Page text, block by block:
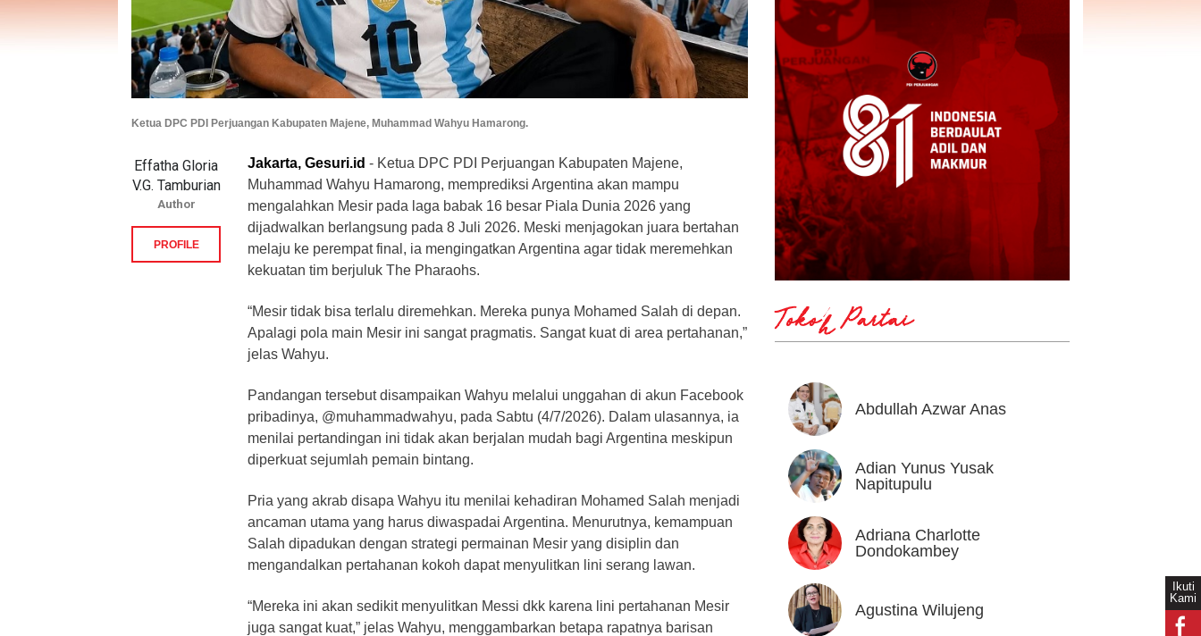
Ikuti
Kami
Ketua DPC PDI Perjuangan Kabupaten Majene, Muhammad Wahyu Hamarong.
Jakarta, Gesuri.id - Ketua DPC PDI Perjuangan Kabupaten Majene,
Muhammad Wahyu Hamarong, memprediksi Argentina akan mampu
mengalahkan Mesir pada laga babak 16 besar Piala Dunia 2026 yang
dijadwalkan berlangsung pada 8 Juli 2026. Meski menjagokan juara bertahan
melaju ke perempat final, ia mengingatkan Argentina agar tidak meremehkan
kekuatan tim berjuluk The Pharaohs.
“Mesir tidak bisa terlalu diremehkan. Mereka punya Mohamed Salah di depan.
Apalagi pola main Mesir ini sangat pragmatis. Sangat kuat di area pertahanan,”
jelas Wahyu.
Pandangan tersebut disampaikan Wahyu melalui unggahan di akun Facebook
pribadinya, @muhammadwahyu, pada Sabtu (4/7/2026). Dalam ulasannya, ia
menilai pertandingan ini tidak akan berjalan mudah bagi Argentina meskipun
diperkuat sejumlah pemain bintang.
Pria yang akrab disapa Wahyu itu menilai kehadiran Mohamed Salah menjadi
ancaman utama yang harus diwaspadai Argentina. Menurutnya, kemampuan
Salah dipadukan dengan strategi permainan Mesir yang disiplin dan
mengandalkan pertahanan kokoh dapat menyulitkan lini serang lawan.
“Mereka ini akan sedikit menyulitkan Messi dkk karena lini pertahanan Mesir
juga sangat kuat,” jelas Wahyu, menggambarkan betapa rapatnya barisan
Effatha Gloria
V.G. Tamburian
Author
PROFILE
Tokoh Partai
Abdullah Azwar Anas
Adian Yunus Yusak
Napitupulu
Adriana Charlotte
Dondokambey
Agustina Wilujeng Andi